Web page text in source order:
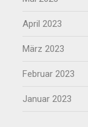
April 2023
März 2023
Februar 2023
Januar 2023